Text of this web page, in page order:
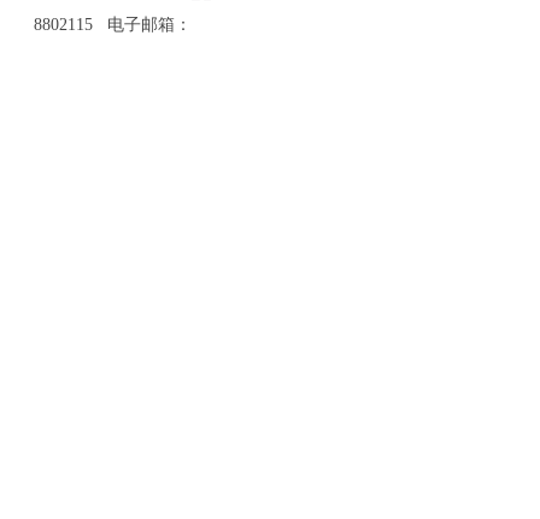
8802115 电子邮箱：